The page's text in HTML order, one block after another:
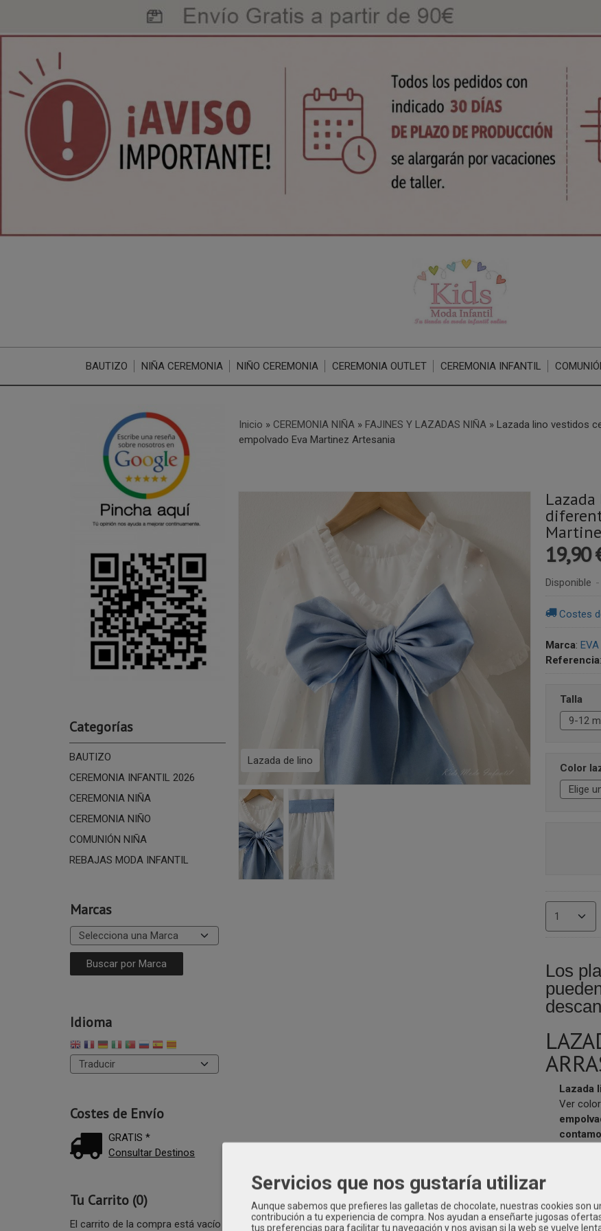
BAUTIZO NIÑA CEREMONIA NIÑO CEREMONIA CEREMONIA OUTLET CEREMONIA INFANTIL
Categorías
BAUTIZO
CEREMONIA INFANTIL 2026
CEREMONIA NIÑA
CEREMONIA NIÑO
COMUNIÓN NIÑA
REBAJAS MODA INFANTIL
Marcas
Idioma
Costes de Envío
GRATIS *
Consultar Destinos
Tu Carrito (0)
El carrito de la compra está vacío
Inicio » CEREMONIA NIÑA» FAJINES Y LAZADAS NIÑA» Lazada lino vestidos
empolvado Eva Martinez Artesania
Lazada de lino
19,90
Disponible -
Costes
Marca:
Referencia:
Talla
Color
Los
Lazada
Ver
Categoría:FAJINES Y LAZADAS NIÑA|Tags:moda-infantil-kids
Servicios que nos gustaría utilizar
Aunque sabemos que prefieres las galletas de chocolate, nuestras cookies son
contribución a tu experiencia de compra. Nos ayudan a enseñarte jugosas
tus preferencias para facilitar tu navegación y nos avisan si la web se vuelve